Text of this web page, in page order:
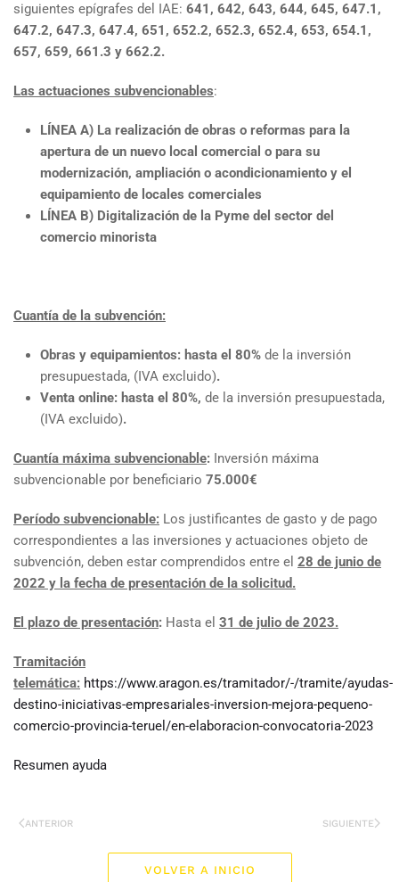
siguientes epígrafes del IAE: 641, 642, 643, 644, 645, 647.1,
647.2, 647.3, 647.4, 651, 652.2, 652.3, 652.4, 653, 654.1,
657, 659, 661.3 y 662.2.
Las actuaciones subvencionables:
LÍNEA A) La realización de obras o reformas para la
apertura de un nuevo local comercial o para su
modernización, ampliación o acondicionamiento y el
equipamiento de locales comerciales
LÍNEA B) Digitalización de la Pyme del sector del
comercio minorista
Cuantía de la subvención:
Obras y equipamientos: hasta el 80% de la inversión
presupuestada, (IVA excluido).
Venta online: hasta el 80%, de la inversión presupuestada,
(IVA excluido).
Cuantía máxima subvencionable: Inversión máxima
subvencionable por beneficiario 75.000€
Período subvencionable: Los justificantes de gasto y de pago
correspondientes a las inversiones y actuaciones objeto de
subvención, deben estar comprendidos entre el 28 de junio de
2022 y la fecha de presentación de la solicitud.
El plazo de presentación: Hasta el 31 de julio de 2023.
Tramitación
telemática: https://www.aragon.es/tramitador/-/tramite/ayudas-
destino-iniciativas-empresariales-inversion-mejora-pequeno-
comercio-provincia-teruel/en-elaboracion-convocatoria-2023
Resumen ayuda
ANTERIOR SIGUIENTE
VOLVER A INICIO